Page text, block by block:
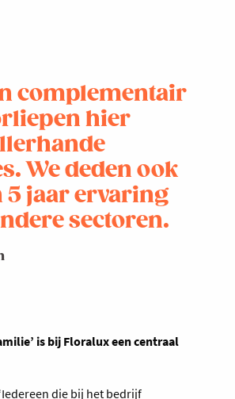
complementair
hier
We deden ook
5 jaar ervaring
sectoren.
is bij Floralux een centraal
die bij het bedrijf